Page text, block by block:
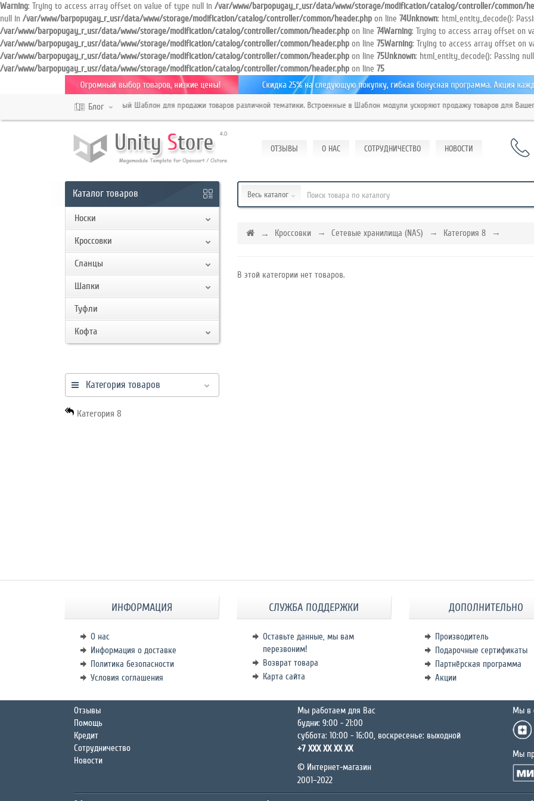
Warning: Trying to access array offset on value of type null in /var/www/barpopugay_r_usr/data/www/storage/modification/catalog/controller/common/
null in /var/www/barpopugay_r_usr/data/www/storage/modification/catalog/controller/common/header.php on line 74Unknown: html_entity_decode():
/var/www/barpopugay_r_usr/data/www/storage/modification/catalog/controller/common/header.php on line 74Warning: Trying to access array offset on
/var/www/barpopugay_r_usr/data/www/storage/modification/catalog/controller/common/header.php on line 75Warning: Trying to access array offset on
/var/www/barpopugay_r_usr/data/www/storage/modification/catalog/controller/common/header.php on line 75Unknown: html_entity_decode(): Passing
/var/www/barpopugay_r_usr/data/www/storage/modification/catalog/controller/common/header.php on line 75
Кабинет
Блог
Универсальный Многомодульный Шаблон для продажи товаров различной тематики. Встроенные в Шаблон модули ускоряют продажу товаров для Вашего
ОТЗЫВЫ О НАС СОТРУДНИЧЕСТВО НОВОСТИ
Каталогтоваров
Носки
Кроссовки
Сланцы
Шапки
Туфли
Кофта
Весь каталог
Категория товаров
Категория 8
Кроссовки Сетевые хранилища (NAS) Категория 8
В этой категории нет товаров.
ИНФОРМАЦИЯ
О нас
Информация о доставке
Политика безопасности
Условия соглашения
СЛУЖБА ПОДДЕРЖКИ
Оставьте данные, мы вам
перезвоним!
Возврат товара
Карта сайта
ДОПОЛНИТЕЛЬНО
Производитель
Подарочные сертификаты
Партнёрская программа
Акции
Отзывы
Помощь
Кредит
Сотрудничество
Новости
Мы работаем для Вас
будни: 9:00 - 21:00
суббота: 10:00 - 16:00, воскресенье: выходной
+7 XXX XX XX XX
© Интернет-магазин
2001–2022
Мы в
Мы